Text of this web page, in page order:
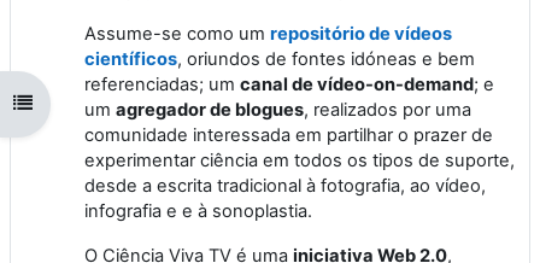
Abrir índice da disciplina
Assume-se como um repositório de vídeos
científicos, oriundos de fontes idóneas e bem
referenciadas; um canal de vídeo-on-demand; e
um agregador de blogues, realizados por uma
comunidade interessada em partilhar o prazer de
experimentar ciência em todos os tipos de suporte,
desde a escrita tradicional à fotografia, ao vídeo,
infografia e e à sonoplastia.
O Ciência Viva TV é uma iniciativa Web 2.0,